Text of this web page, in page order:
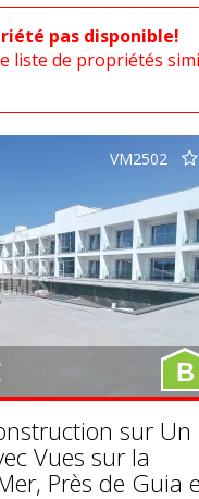
pas disponible!
liste de propriétés
VM2502
B
sur Un
Vues sur la
Près de Guia